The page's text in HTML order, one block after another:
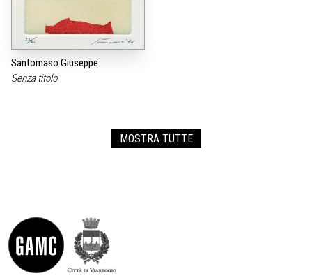
Santomaso Giuseppe
Senza titolo
MOSTRA TUTTE